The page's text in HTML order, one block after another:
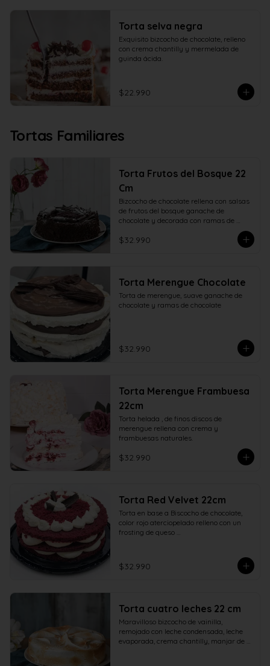
Torta selva negra
Exquisito bizcocho de chocolate, relleno
con crema chantilly y mermelada de
guinda ácida.
$22.990
Tortas Familiares
Torta Frutos del Bosque 22
Cm
Bizcocho de chocolate rellena con salsas
de frutos del bosque ganache de
chocolate y decorada con ramas de
$32.990
Torta Merengue Chocolate
Torta de merengue, suave ganache de
chocolate y ramas de chocolate
$32.990
Torta Merengue Frambuesa
22cm
Torta helada , de finos discos de
merengue rellena con crema y
frambuesas naturales.
$32.990
Torta Red Velvet 22cm
Torta en base a Biscocho de chocolate,
color rojo aterciopelado relleno con un
frosting de queso
$32.990
Torta cuatro leches 22 cm
Maravilloso bizcocho de vainilla,
remojado con leche condensada, leche
evaporada, crema chantilly, manjar de